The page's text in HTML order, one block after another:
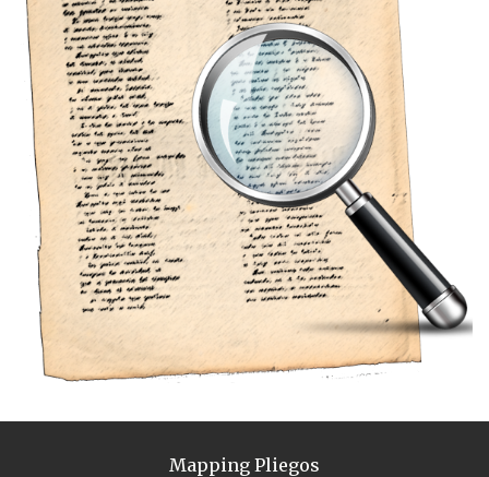
Mapping Pliegos